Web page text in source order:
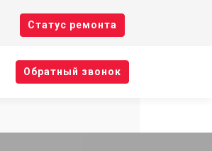
Cтатус ремонта
Oбратный звонок